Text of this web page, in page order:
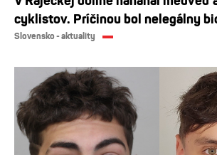
cyklistov. Príčinou bol nelegálny
Slovensko - aktuality